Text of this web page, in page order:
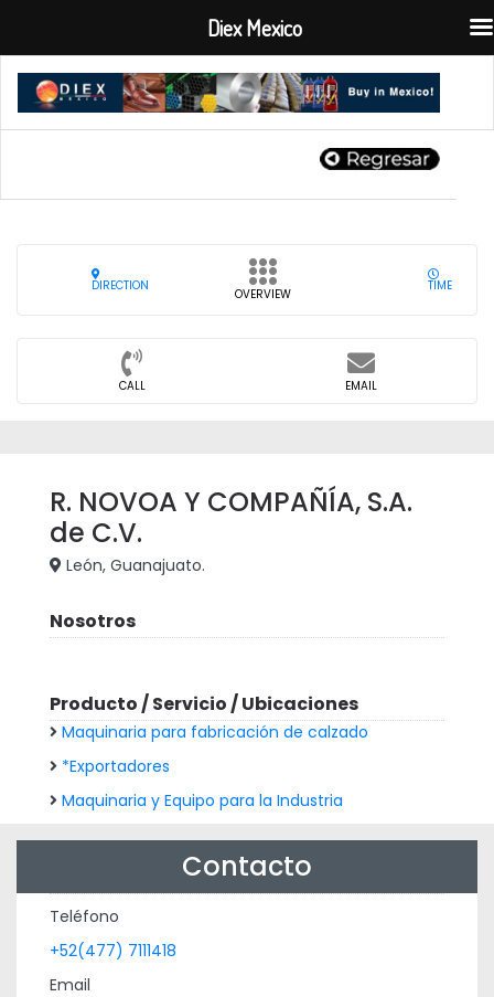
DIRECTION
OVERVIEW
TIME
CALL EMAIL
R. NOVOA Y COMPAÑÍA, S.A.
de C.V.
León, Guanajuato.
Nosotros
Producto / Servicio / Ubicaciones
Maquinaria para fabricación de calzado
*Exportadores
Maquinaria y Equipo para la Industria
Contacto
Teléfono
+52(477) 7111418
Email
Diex Mexico